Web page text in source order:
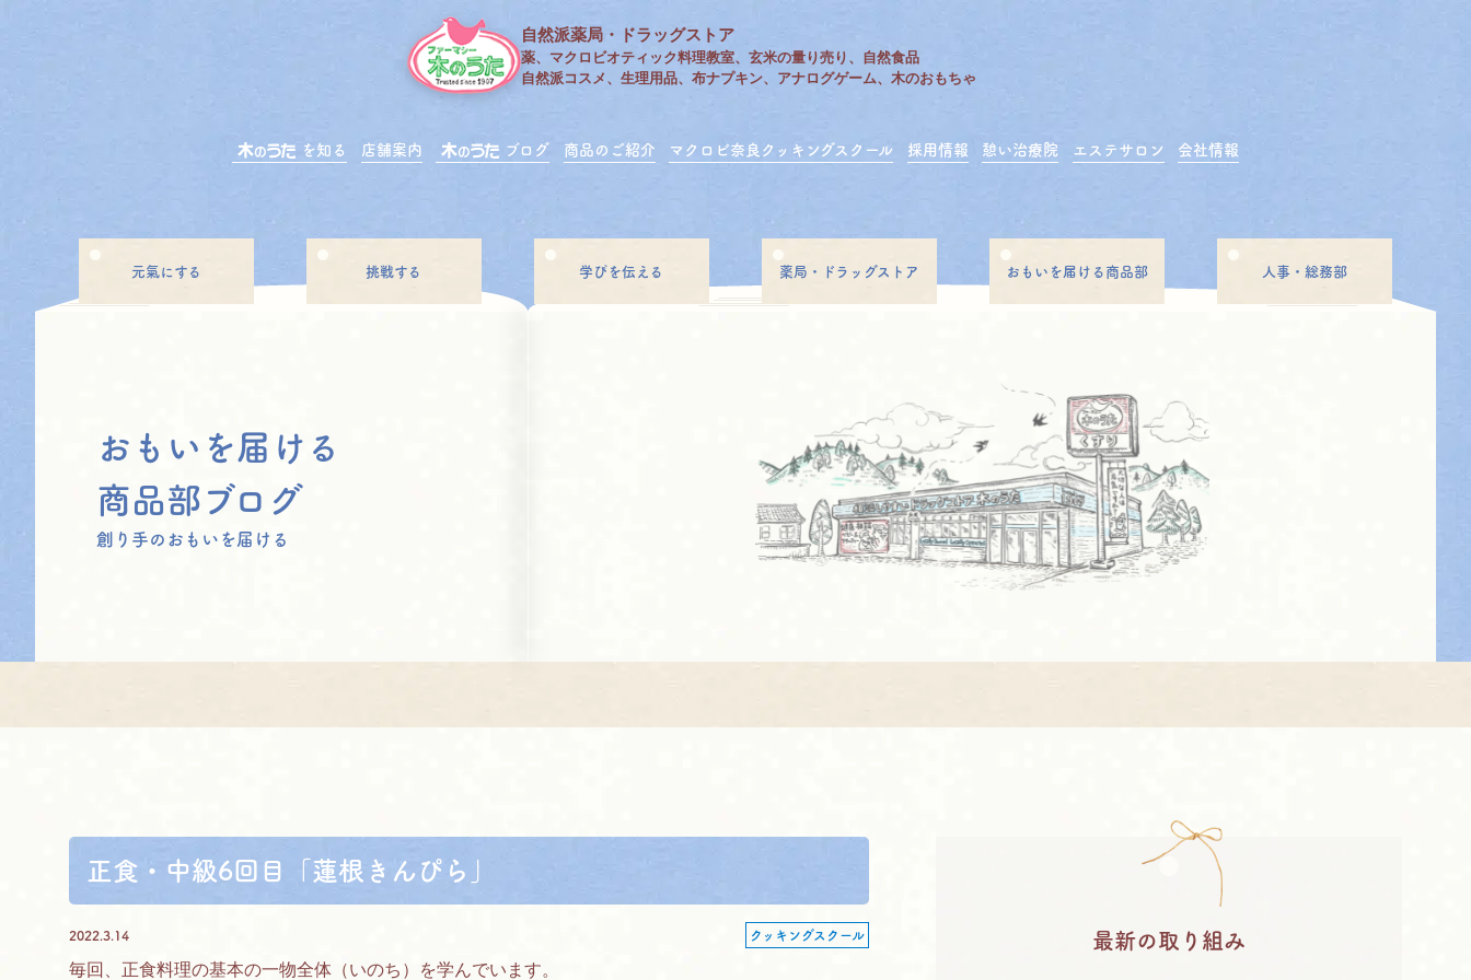
自然派薬局・ドラッグストア
薬、マクロビオティック料理教室、玄米の量り売り、自然食品
自然派コスメ、生理用品、布ナプキン、アナログゲーム、木のおもちゃ
を知る 店舗案内 ブログ 商品のご紹介 マクロビ奈良クッキングスクール 採用情報 憩い治療院 エステサロン 会社情報
元氣にする 挑戦する 学びを伝える 薬局・ドラッグストア おもいを届ける商品部 人事・総務部
おもいを届ける
商品部ブログ
創り手のおもいを届ける
正食・中級6回目「蓮根きんぴら」
2022.3.14 クッキングスクール
毎回、正食料理の基本の一物全体（いのち）‌を学んでいます。
最新の取り組み